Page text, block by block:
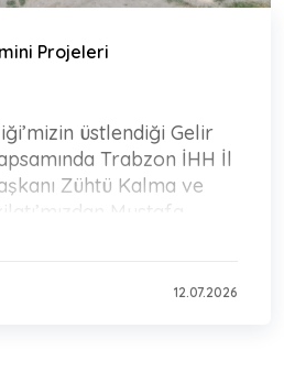
Projeleri
üstlendiği Gelir
Trabzon İHH İl
Zühtü Kalma ve
Mustafa
12.07.2026